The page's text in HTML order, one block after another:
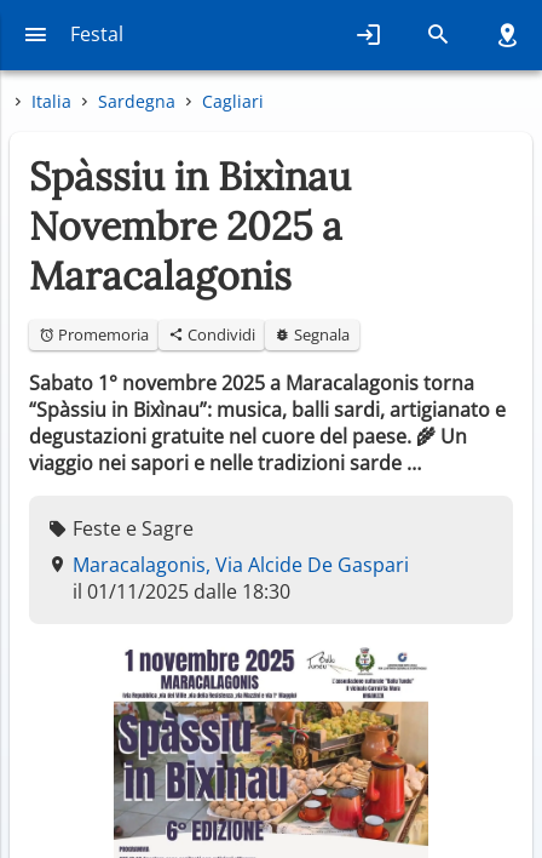
Festal
Italia Sardegna Cagliari
Spàssiu in Bixìnau
Novembre 2025 a
Maracalagonis
Promemoria Condividi Segnala
Sabato 1° novembre 2025 a Maracalagonis torna
“Spàssiu in Bixìnau”: musica, balli sardi, artigianato e
degustazioni gratuite nel cuore del paese. 🌾 Un
viaggio nei sapori e nelle tradizioni sarde …
Feste e Sagre
Maracalagonis, Via Alcide De Gaspari
il 01/11/2025 dalle 18:30